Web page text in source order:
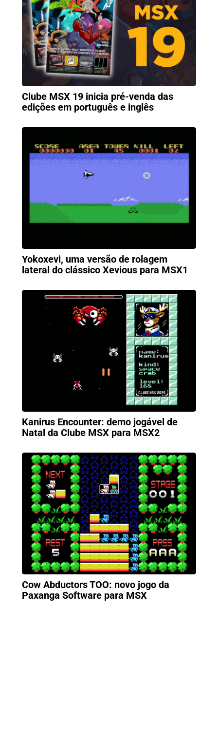
Clube MSX 19 inicia pré-venda das
edições em português e inglês
Yokoxevi, uma versão de rolagem
lateral do clássico Xevious para MSX1
Kanirus Encounter: demo jogável de
Natal da Clube MSX para MSX2
Cow Abductors TOO: novo jogo da
Paxanga Software para MSX